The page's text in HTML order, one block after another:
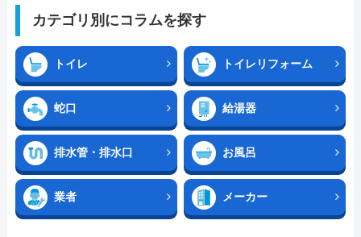
カテゴリ別にコラムを探す
トイレ トイレリフォーム
蛇口 給湯器
排水管・排水口 お風呂
業者 メーカー